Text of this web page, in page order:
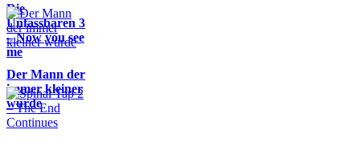
Die
Unfassbaren 3
– Now you see
me
Der Mann der
immer kleiner
wurde